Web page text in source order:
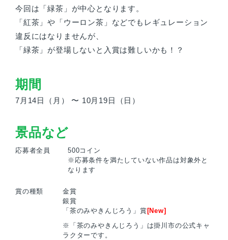
今回は「緑茶」が中心となります。
「紅茶」や「ウーロン茶」などでもレギュレーション
違反にはなりませんが、
「緑茶」が登場しないと入賞は難しいかも！？
期間
7月14日（月） 〜 10月19日（日）
景品など
応募者全員
500コイン
※応募条件を満たしていない作品は対象外と
なります
賞の種類
金賞
銀賞
「茶のみやきんじろう」賞[New]
※「茶のみやきんじろう」は掛川市の公式キャ
ラクターです。